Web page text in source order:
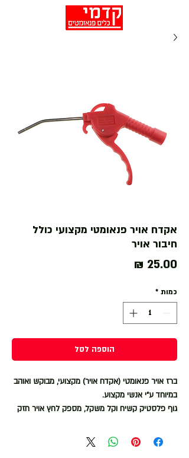
אקדח אויר פנאומטי מקצועי כולל
חיבור אויר
כמות *
הוספה לסל
ברז אויר פנאומטי (אקדח אויר) מקצועי, מבוקש ואוהב
במיוחד ע״י אנשי מקצוע.
גוף פלסטיק קשיח וקל משקל, מספק לחץ אויר חזק
כולל חיבור אויר מותקן !